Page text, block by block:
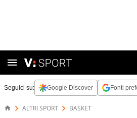
Seguici su: Google Discover Fonti
ALTRI SPORT BASKET